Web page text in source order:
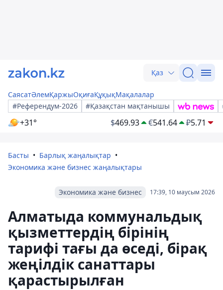
Қаз
СаясатӘлемҚаржыОқиғаҚұқықМақалалар
#Референдум-2026
#Қазақстан мақтанышы
+31° $469.93 €541.64 ₽5.71
Басты
Барлық жаңалықтар
Экономика және бизнес жаңалықтары
17:39, 10 маусым 2026
Экономика және бизнес
Алматыда коммунальдық
қызметтердің бірінің
тарифі тағы да өседі, бірақ
жеңілдік санаттары
қарастырылған